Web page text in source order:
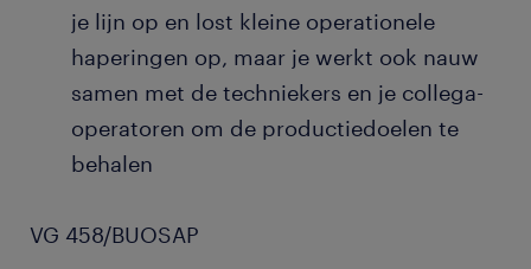
je lijn op en lost kleine operationele
haperingen op, maar je werkt ook nauw
samen met de techniekers en je collega-
operatoren om de productiedoelen te
behalen
VG 458/BUOSAP